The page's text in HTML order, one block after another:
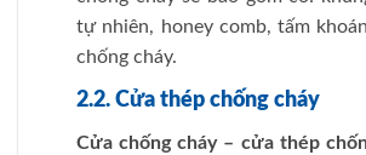
tự nhiên, honey comb, tấm
chống cháy.
2.2. Cửa thép chống cháy
Cửa chống cháy – cửa thép